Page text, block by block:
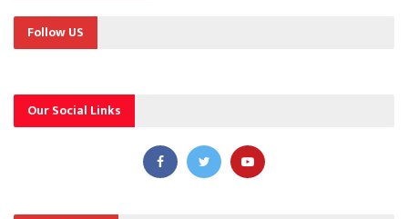
Follow US
Our Social Links